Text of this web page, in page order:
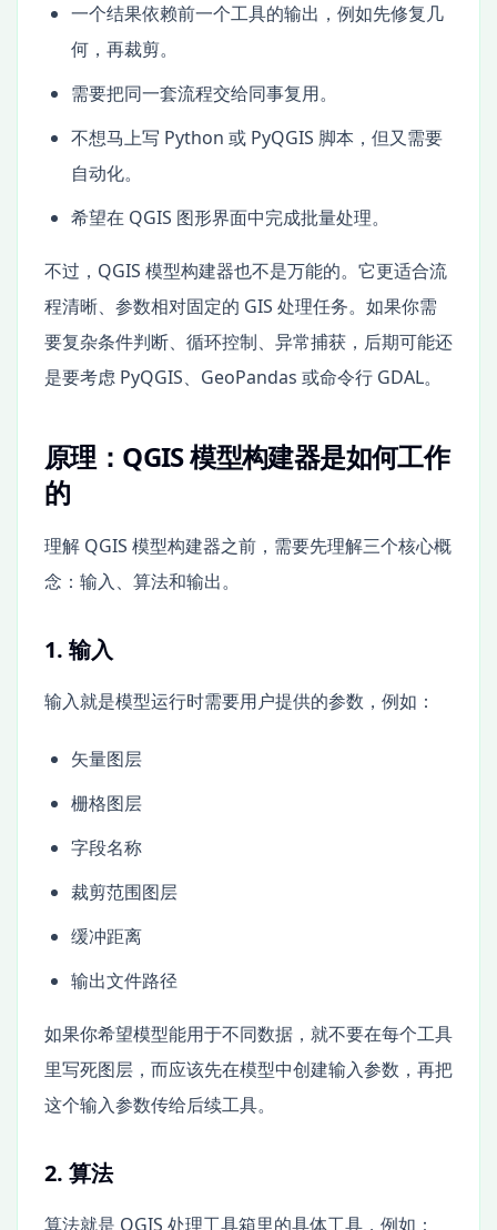
一个结果依赖前一个工具的输出，例如先修复几
何，再裁剪。
需要把同一套流程交给同事复用。
不想马上写 Python 或 PyQGIS 脚本，但又需要
自动化。
希望在 QGIS 图形界面中完成批量处理。
不过，QGIS 模型构建器也不是万能的。它更适合流
程清晰、参数相对固定的 GIS 处理任务。如果你需
要复杂条件判断、循环控制、异常捕获，后期可能还
是要考虑 PyQGIS、GeoPandas 或命令行 GDAL。
原理：QGIS 模型构建器是如何工作
的
理解 QGIS 模型构建器之前，需要先理解三个核心概
念：输入、算法和输出。
1. 输入
输入就是模型运行时需要用户提供的参数，例如：
矢量图层
栅格图层
字段名称
裁剪范围图层
缓冲距离
输出文件路径
如果你希望模型能用于不同数据，就不要在每个工具
里写死图层，而应该先在模型中创建输入参数，再把
这个输入参数传给后续工具。
2. 算法
算法就是 QGIS 处理工具箱里的具体工具，例如：